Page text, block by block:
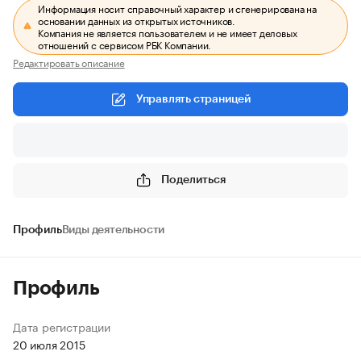
Информация носит справочный характер и сгенерирована на
основании данных из открытых источников.
Компания не является пользователем и не имеет деловых
отношений с сервисом РБК Компании.
Редактировать описание
Управлять страницей
Поделиться
ПрофильВиды деятельности
Профиль
Дата регистрации
20 июля 2015